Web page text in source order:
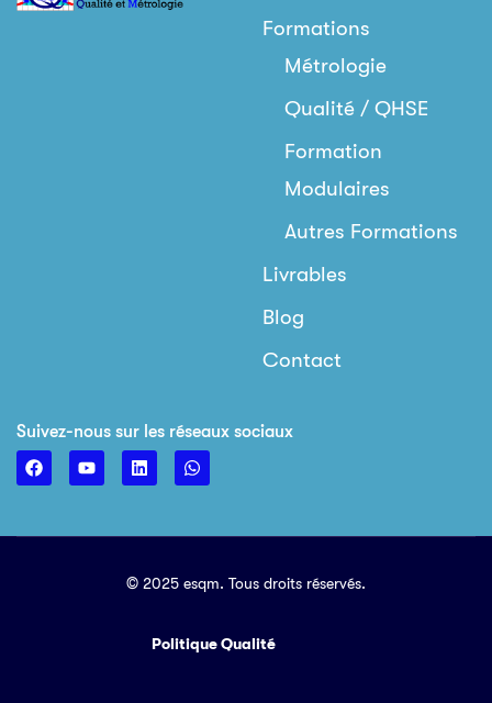
Formations
Métrologie
Qualité / QHSE
Formation
Modulaires
Autres Formations
Livrables
Blog
Contact
Suivez-nous sur les réseaux sociaux
© 2025 esqm. Tous droits réservés.
Politique Qualité